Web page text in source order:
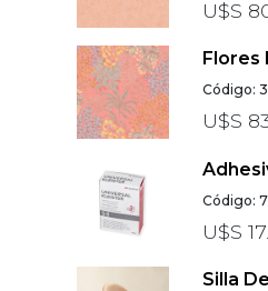
U$S
Código:
U$S
Código:
U$S